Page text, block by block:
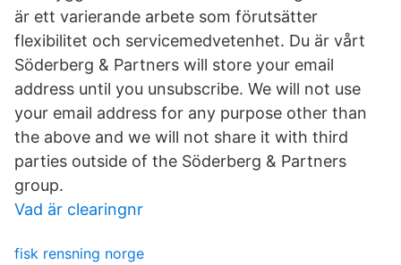
är ett varierande arbete som förutsätter
flexibilitet och servicemedvetenhet. Du är vårt
Söderberg & Partners will store your email
address until you unsubscribe. We will not use
your email address for any purpose other than
the above and we will not share it with third
parties outside of the Söderberg & Partners
group.
Vad är clearingnr
fisk rensning norge